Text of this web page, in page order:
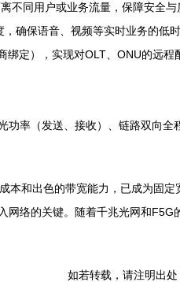
不同用户或业务流量，保障安全与
确保语音、视频等实时业务的低时
绑定），实现对OLT、ONU的远
率（发送、接收）、链路双向
本和出色的带宽能力，已成为固
络的关键。随着千兆光网和
如若转载，请注明出